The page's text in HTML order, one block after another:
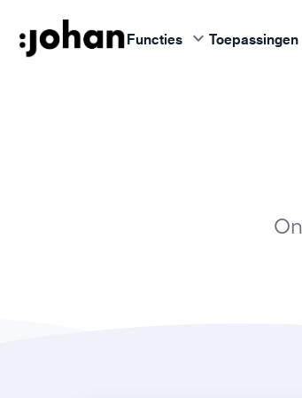
Functies keyboard_arrow_down Toepassingen